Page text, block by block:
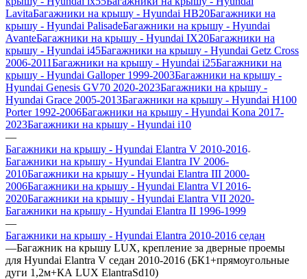
LavitaБагажники на крышу - Hyundai HB20Багажники на
крышу - Hyundai PalisadeБагажники на крышу - Hyundai
AvanteБагажники на крышу - Hyundai IX20Багажники на
крышу - Hyundai i45Багажники на крышу - Hyundai Getz Cross
2006-2011Багажники на крышу - Hyundai i25Багажники на
крышу - Hyundai Galloper 1999-2003Багажники на крышу -
Hyundai Genesis GV70 2020-2023Багажники на крышу -
Hyundai Grace 2005-2013Багажники на крышу - Hyundai H100
Porter 1992-2006Багажники на крышу - Hyundai Kona 2017-
2023Багажники на крышу - Hyundai i10
—
Багажники на крышу - Hyundai Elantra V 2010-2016
Багажники на крышу - Hyundai Elantra IV 2006-
2010Багажники на крышу - Hyundai Elantra III 2000-
2006Багажники на крышу - Hyundai Elantra VI 2016-
2020Багажники на крышу - Hyundai Elantra VII 2020-
Багажники на крышу - Hyundai Elantra II 1996-1999
—
Багажники на крышу - Hyundai Elantra 2010-2016 седан
—Багажник на крышу LUX, крепление за дверные проемы
для Hyundai Elantra V седан 2010-2016 (БК1+прямоугольные
дуги 1,2м+КА LUX ElantraSd10)